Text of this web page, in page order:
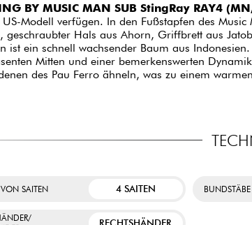
BY MUSIC MAN SUB StingRay RAY4
Modell verfügen. In den Fußstapfen des
geschraubter Hals aus Ahorn, Griffbrett aus
ist ein schnell wachsender Baum aus
Mitten und einer bemerkenswerten
des Pau Ferro ähneln, was zu einem
SAITEN 4 SAITEN BUNDSTÄBE